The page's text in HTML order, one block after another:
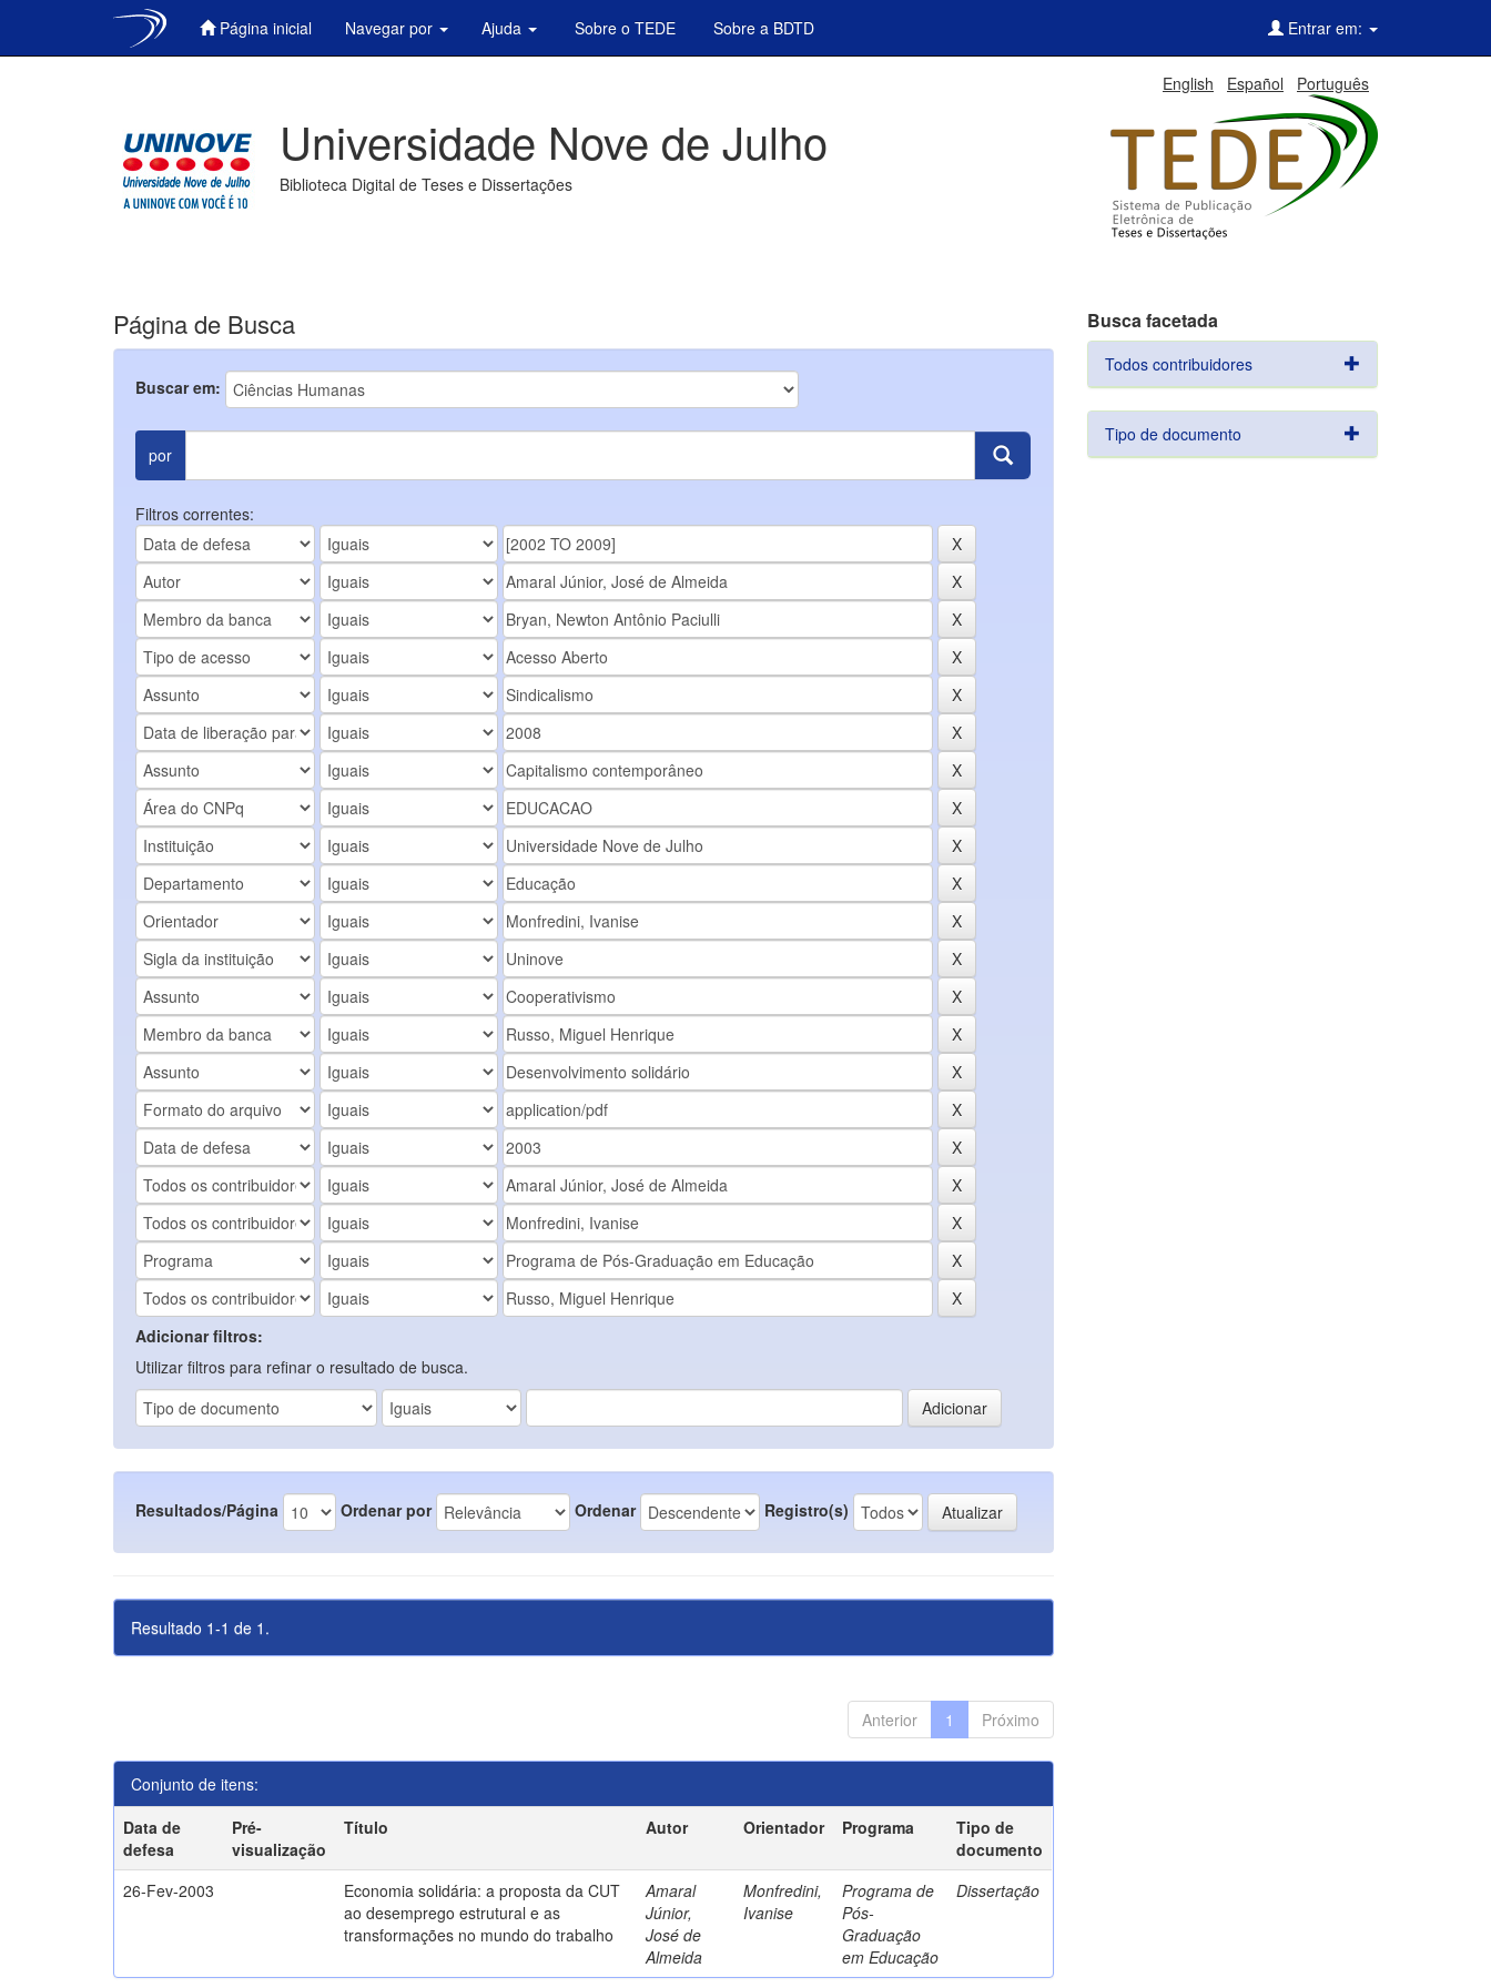
Página inicial Navegar por Ajuda Sobre o TEDE Sobre a BDTD Entrar em:
English Español Português
Universidade Nove de Julho
Biblioteca Digital de Teses e Dissertações
Página de Busca
Buscar em:
por
Filtros correntes:
Adicionar filtros:
Utilizar filtros para refinar o resultado de busca.
Resultados/Página Ordenar por Ordenar Registro(s)
Resultado 1-1 de 1.
Anterior 1 Próximo
Conjunto de itens:
Data de
defesa
Pré-
visualização
Título Autor Orientador Programa
Tipo de
documento
26-Fev-2003
Economia solidária: a proposta da CUT
ao desemprego estrutural e as
transformações no mundo do trabalho
Amaral
Júnior,
José de
Almeida
Monfredini,
Ivanise
Programa de
Pós-
Graduação
em Educação
Dissertação
Busca facetada
Todos contribuidores
Tipo de documento